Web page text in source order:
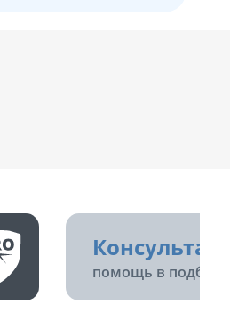
помощь в подборе